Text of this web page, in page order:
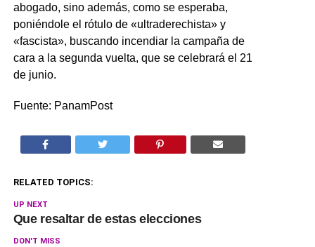
abogado, sino además, como se esperaba,
poniéndole el rótulo de «ultraderechista» y
«fascista», buscando incendiar la campaña de
cara a la segunda vuelta, que se celebrará el 21
de junio.
Fuente: PanamPost
RELATED TOPICS:
UP NEXT
Que resaltar de estas elecciones
DON'T MISS